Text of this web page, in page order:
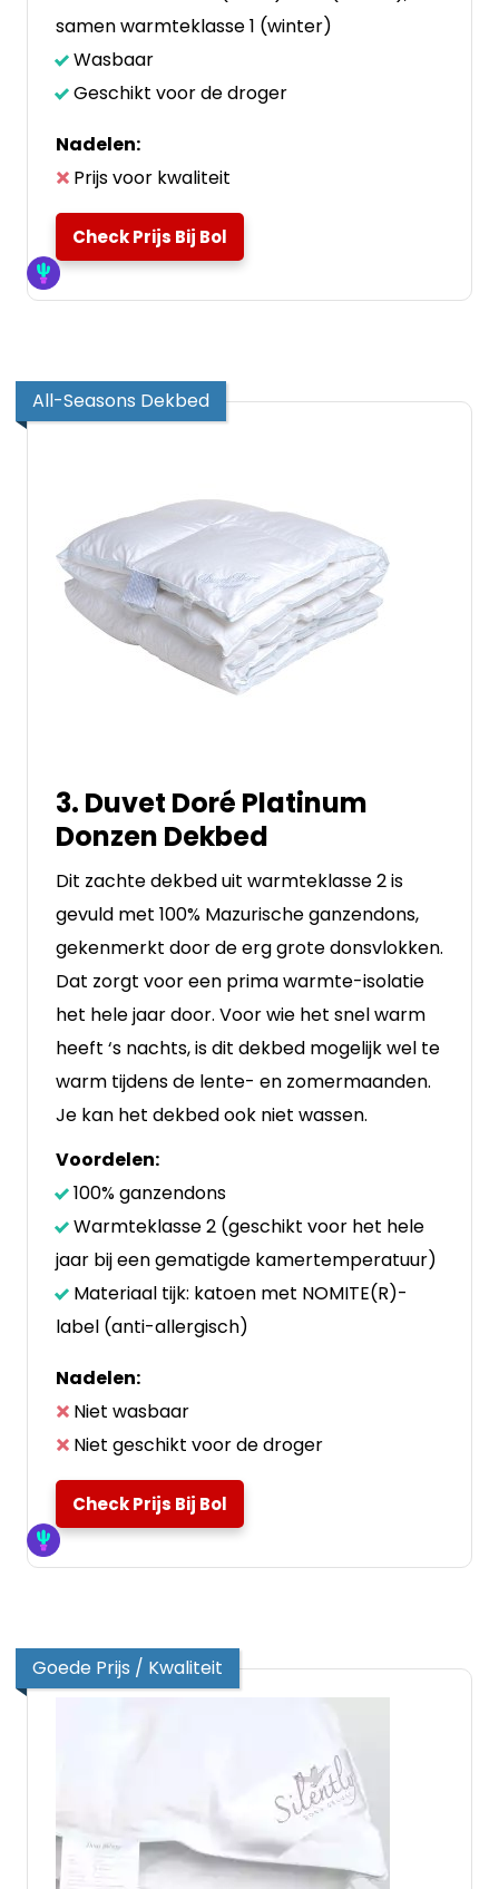
samen warmteklasse 1 (winter)
Wasbaar
Geschikt voor de droger
Nadelen:
Prijs voor kwaliteit
Check Prijs Bij Bol
All-Seasons Dekbed
3. Duvet Doré Platinum
Donzen Dekbed
Dit zachte dekbed uit warmteklasse 2 is
gevuld met 100% Mazurische ganzendons,
gekenmerkt door de erg grote donsvlokken.
Dat zorgt voor een prima warmte-isolatie
het hele jaar door. Voor wie het snel warm
heeft ‘s nachts, is dit dekbed mogelijk wel te
warm tijdens de lente- en zomermaanden.
Je kan het dekbed ook niet wassen.
Voordelen:
100% ganzendons
Warmteklasse 2 (geschikt voor het hele
jaar bij een gematigde kamertemperatuur)
Materiaal tijk: katoen met NOMITE(R)-
label (anti-allergisch)
Nadelen:
Niet wasbaar
Niet geschikt voor de droger
Check Prijs Bij Bol
Goede Prijs / Kwaliteit